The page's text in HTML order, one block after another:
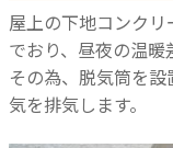
屋上の下地コンク
でおり、昼夜の温暖
その為、脱気筒を
気を排気します。